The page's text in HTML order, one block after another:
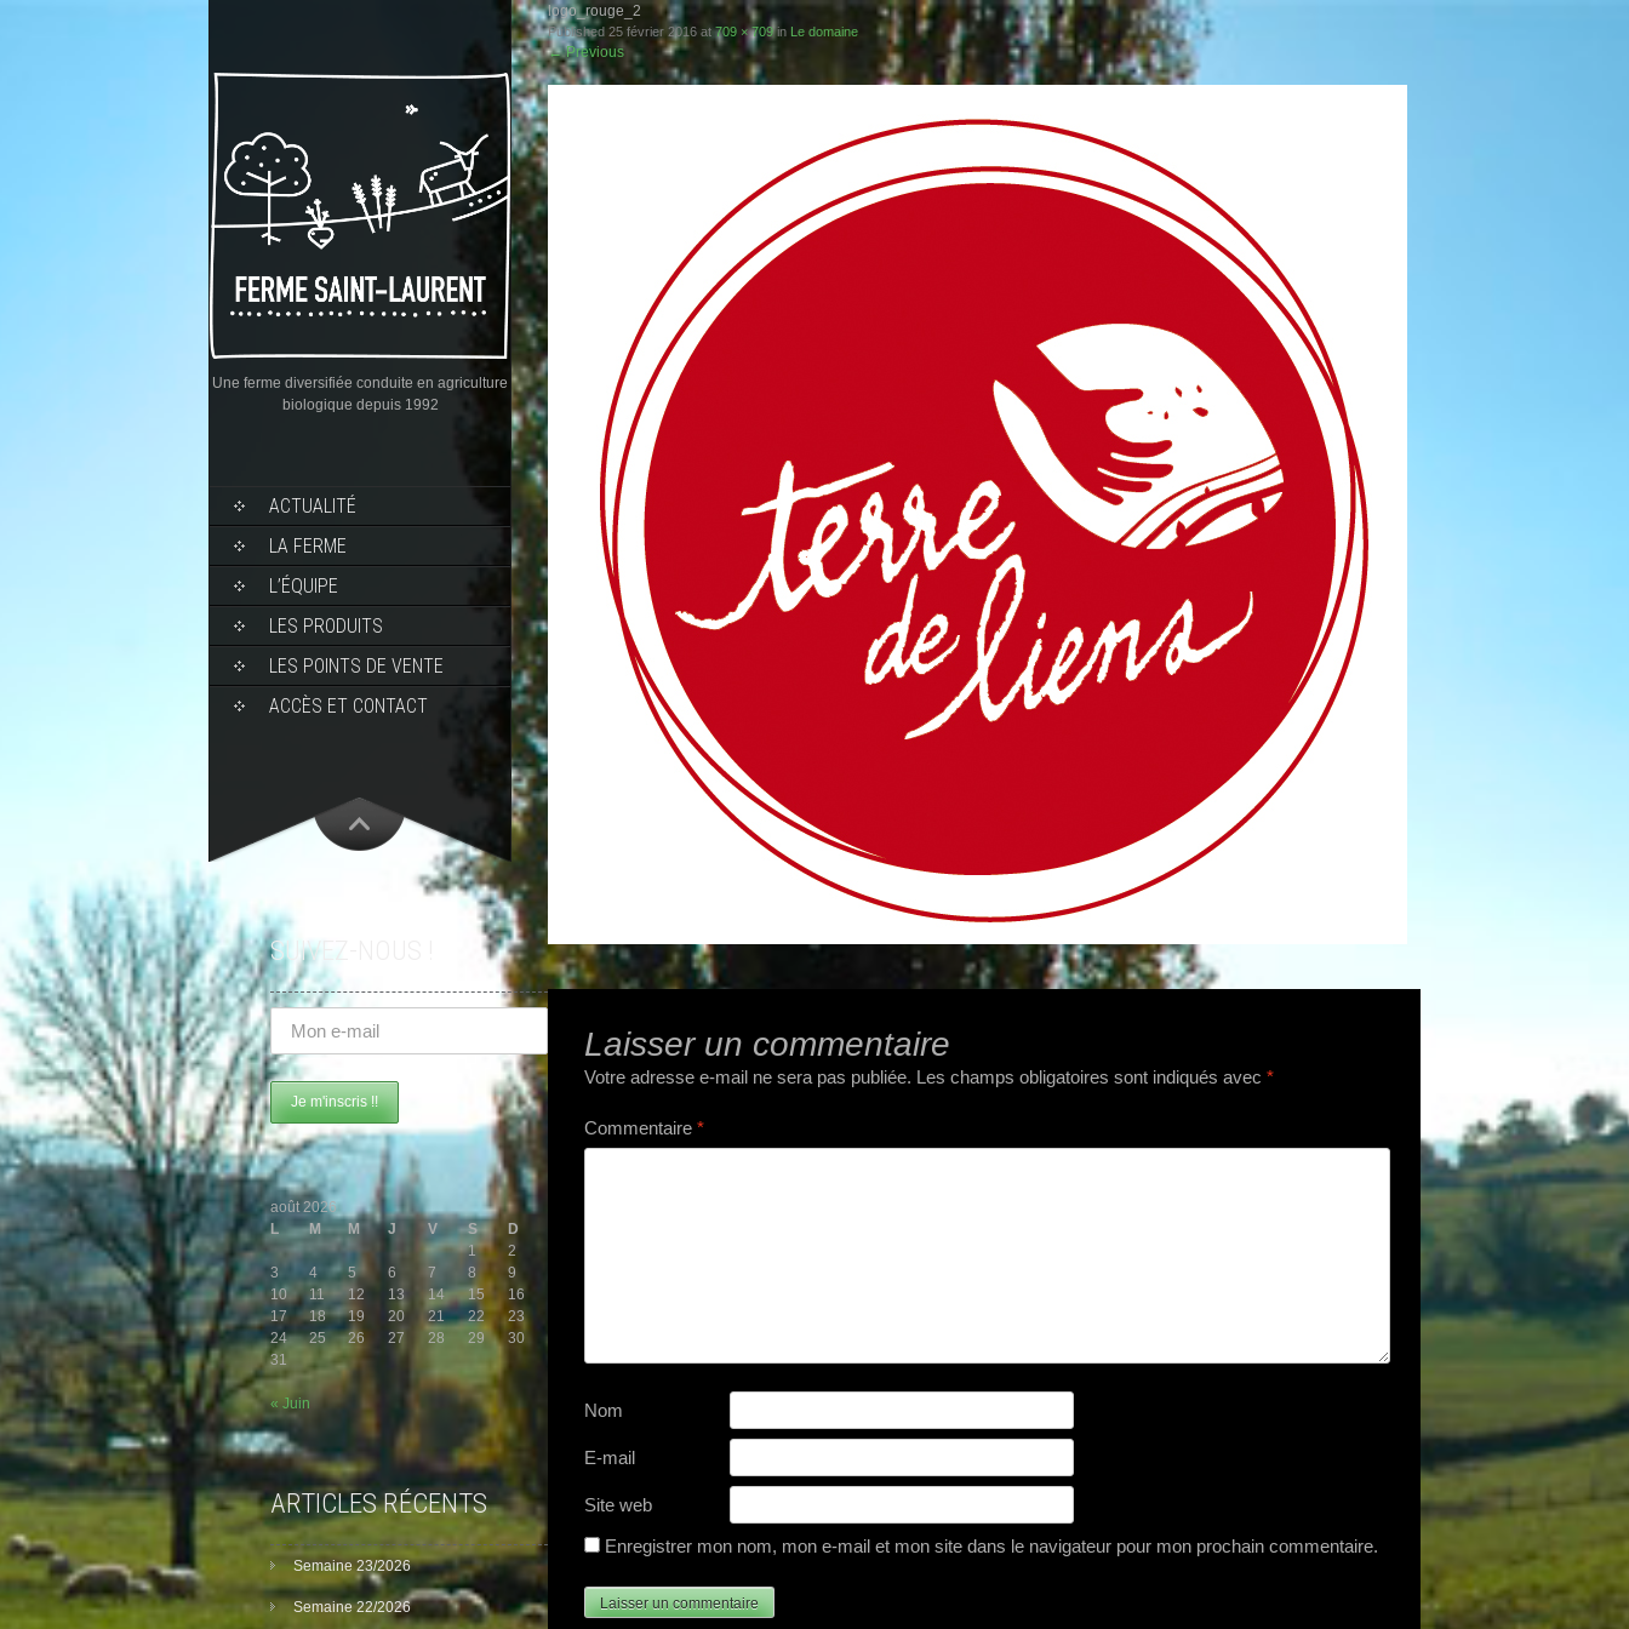
Une ferme diversifiée conduite en agriculture
biologique depuis 1992
ACTUALITÉ
LA FERME
L’ÉQUIPE
LES PRODUITS
LES POINTS DE VENTE
ACCÈS ET CONTACT
logo_rouge_2
Published 25 février 2016 at709 × 709in Le domaine
←Previous
Laisser un commentaire
Votre adresse e-mail ne sera pas publiée. Les champs obligatoires sont indiqués avec *
Commentaire *
Nom
E-mail
Site web
Enregistrer mon nom, mon e-mail et mon site dans le navigateur pour mon prochain commentaire.
SUIVEZ-NOUS !
août 2026
L
M M J V S
D
1
2
3
4 5 6 7 8
9
10
11 12 13 14 15
16
17
18 19 20 21 22
23
24
25 26 27 28 29
30
31
« Juin
ARTICLES RÉCENTS
Semaine 23/2026
Semaine 22/2026